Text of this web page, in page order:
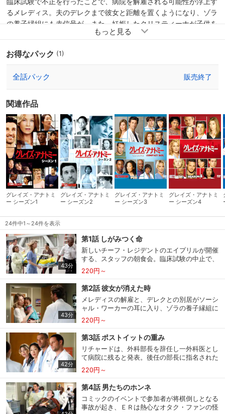
るメレディス。夫のデレクまで彼女と距離を置くようになり、ゾラ
の養子縁組にも赤信号が。また、妊娠したクリスティーナが子供を
望まない一方で、オーウェンは出産を望み、２人の間にも確執が生
になる中、プライベートでは家庭を持ち、家族や育児の問題にも直
ー、アリゾナ、患者ヘンリーと結婚したテディなど、より多彩に、
な絆。人生のステージの変化と共に、これまでとは異なる転機や決
No.1視聴率ドラマの新シーズン。
お得なパック (1)
全話パック 販売終了
関連作品
グレイズ・アナトミ
ー シーズン1
グレイズ・アナトミ
ー シーズン2
グレイズ・アナトミ
ー シーズン3
グレイズ・アナトミ
ー シーズン4
24件中1～24件を表示
43分
第1話 しがみつく命
新しいチーフ・レジデントのエイプリルが開催
する、スタッフの朝食会。臨床試験の中止で、
デレクとの仲が冷え切ってしまったメレディ
ス、妊娠が原因でオーウェンと距離を置くクリ
スティーナ、そしてメレディスの不正を告げ口
したため仲間から孤立するアレックスらの、レ
ジデント５年目が今日からスタートする。その
直後、リチャードは理事会の決定として、メレ
ディスにクビを宣告。デレクにも冷たく突き放
時、シアトルの街中で突然地面が大きく陥没す
る事故が発生し、一組の夫婦が穴底に落ちてし
まう。
220円～
43分
第2話 彼女が消えた時
メレディスの解雇と、デレクとの別居がソーシ
ャル・ワーカーの耳に入り、ゾラの養子縁組に
赤信号が。不安に陥ったメレディスは、ゾラを
連れて姿を消してしまう。そんな中、ベイリー
はまとまりを見せないレジデントたちに、“ガ
ンター”をやらせることに。複数のレジデント
が協力して治療に当たるチーム育成訓練だが、
誰も他の意見を聞かず現場は大混乱する。更
に、リチャードが急遽ヘンリーの膵島細胞装置
参加を命じる。突然のオペにテディは違和感を
覚えるが、リチャードにはある考えがあった
―。
220円～
42分
第3話 ポストイットの重み
リチャードは、外科部長を辞任し一外科医とし
て病院に残ると発表。後任の部長に指名された
のがオーウェンだと聞き、ベイリーは驚きを隠
せない。メレディスをかばって辞任したリチャ
ードに、複雑な心境のデレク。一方、５年目の
レジデントたちは、今日から第一執刀医の仲間
入り。一人でオペを任せられることとなるクリ
スティーナたちは浮き足立ち、インターンの実
220円～
第4話 男たちのホンネ
コミックのイベントで参加者が将棋倒しとなる
事故が起き、ＥＲは熱心なオタク・ファンの怪